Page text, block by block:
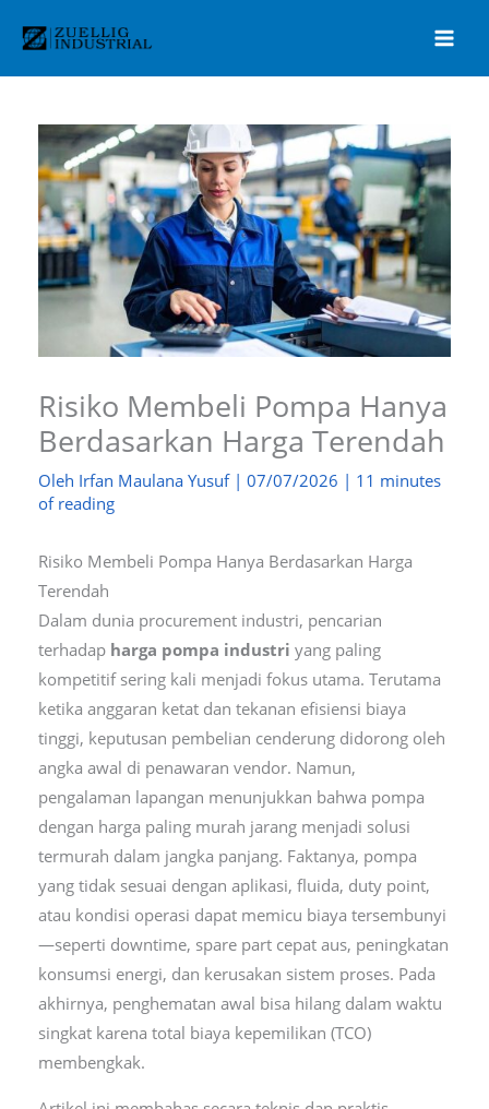
konten
Risiko Membeli Pompa Hanya
Berdasarkan Harga Terendah
Oleh Irfan Maulana Yusuf | 07/07/2026 | 11 minutes
of reading
Risiko Membeli Pompa Hanya Berdasarkan Harga
Terendah
Dalam dunia procurement industri, pencarian
terhadap harga pompa industri yang paling
kompetitif sering kali menjadi fokus utama. Terutama
ketika anggaran ketat dan tekanan efisiensi biaya
tinggi, keputusan pembelian cenderung didorong oleh
angka awal di penawaran vendor. Namun,
pengalaman lapangan menunjukkan bahwa pompa
dengan harga paling murah jarang menjadi solusi
termurah dalam jangka panjang. Faktanya, pompa
yang tidak sesuai dengan aplikasi, fluida, duty point,
atau kondisi operasi dapat memicu biaya tersembunyi
—seperti downtime, spare part cepat aus, peningkatan
konsumsi energi, dan kerusakan sistem proses. Pada
akhirnya, penghematan awal bisa hilang dalam waktu
singkat karena total biaya kepemilikan (TCO)
membengkak.